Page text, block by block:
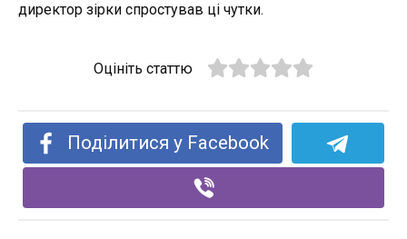
директор зірки спростував ці чутки.
Оцініть статтю
Поділитися у Facebook